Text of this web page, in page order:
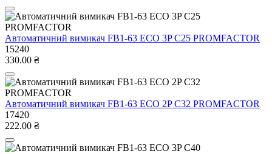
Автоматичний вимикач FB1-63 ECO 3P С25 PROMFACTOR
15240
330.00 ₴
Автоматичний вимикач FB1-63 ECO 2P С32 PROMFACTOR
17420
222.00 ₴